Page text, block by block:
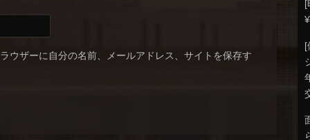
ウザーに自分の名前、メールアドレス、サイトを保存す
[
[